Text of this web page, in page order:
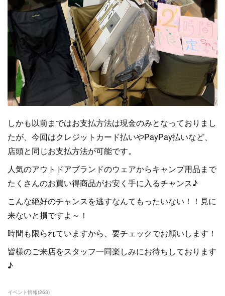
しかも以前まではお支払方法は現金のみとなっておりまし
たが、今回はクレジットカード払いやPayPay払いなど、
店頭と同じお支払方法が可能です。
人気のアウトドアブランドのウェアからキャンプ用品まで
たくさんのお買い得商品がお安く手に入るチャンス♪
こんな絶好のチャンスを逃すなんてもったいない！！見に
来ないと損ですよ～！
時間も限られていますから、要チェックでお願いします！
皆様のご来店をスタッフ一同楽しみにお待ちしております
♪
イベント情報(263)